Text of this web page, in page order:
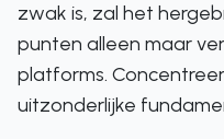
zwak is, zal het
punten alleen maar
platforms.
uitzonderlijke